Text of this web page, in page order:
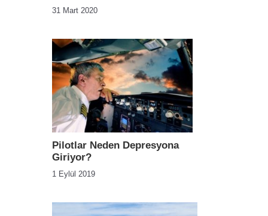
31 Mart 2020
Pilotlar Neden Depresyona
Giriyor?
1 Eylül 2019